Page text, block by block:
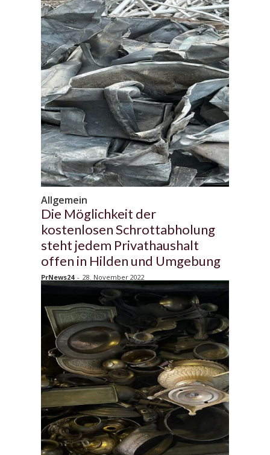
Allgemein
Die Möglichkeit der
kostenlosen Schrottabholung
steht jedem Privathaushalt
offen in Hilden und Umgebung
PrNews24 - 28. November 2022